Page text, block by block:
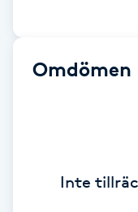
Coachning
Color correction
Damklippning
Omdömen
Inte